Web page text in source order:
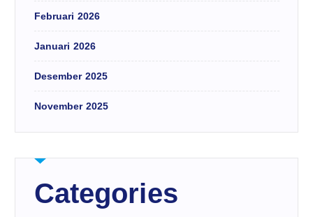
Februari 2026
Januari 2026
Desember 2025
November 2025
Categories